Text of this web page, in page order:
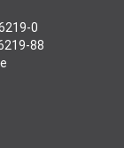
0
88